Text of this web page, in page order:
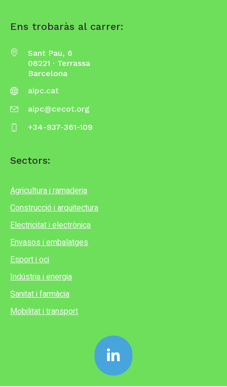
Ens trobaràs al carrer:
Sant Pau, 6
08221 · Terrassa
Barcelona
aipc.cat
aipc@cecot.org
+34-937-361-109
Sectors:
Agricultura i ramaderia
Construcció i arquitectura
Electricitat i electrònica
Envasos i embalatges
Esport i oci
Indústria i energia
Sanitat i farmàcia
Mobilitat i transport